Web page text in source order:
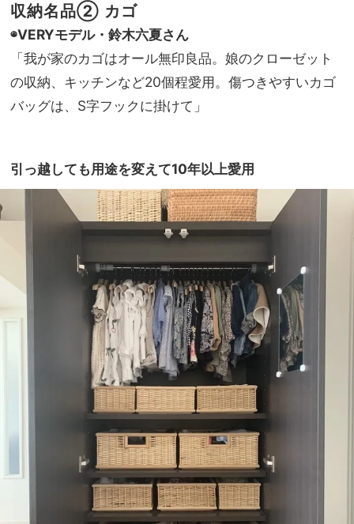
収納名品② カゴ
◉VERYモデル・鈴木六夏さん
「我が家のカゴはオール無印良品。娘のクローゼット
の収納、キッチンなど20個程愛用。傷つきやすいカゴ
バッグは、 S字フックに掛けて」
引っ越しても用途を変えて10年以上愛用